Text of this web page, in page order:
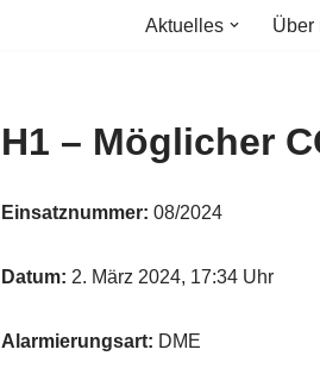
Aktuelles Über
H1 – Möglicher
Einsatznummer: 08/2024
Datum: 2. März 2024, 17:34 Uhr
Alarmierungsart: DME